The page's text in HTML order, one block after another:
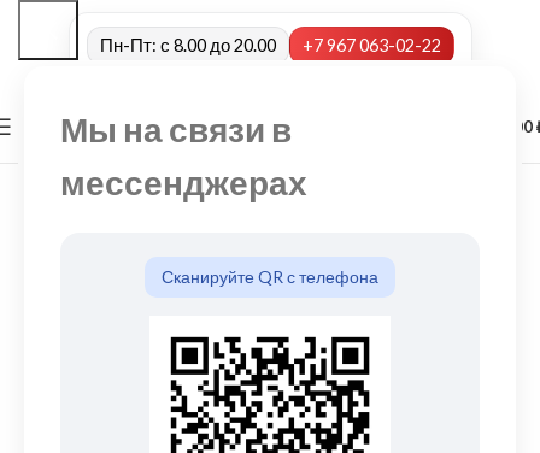
Мы на связи в
мессенджерах
Сканируйте QR с телефона
Пн-Пт: с 8.00 до 20.00 +7 967 063-02-22
МЕНЮ 0,00